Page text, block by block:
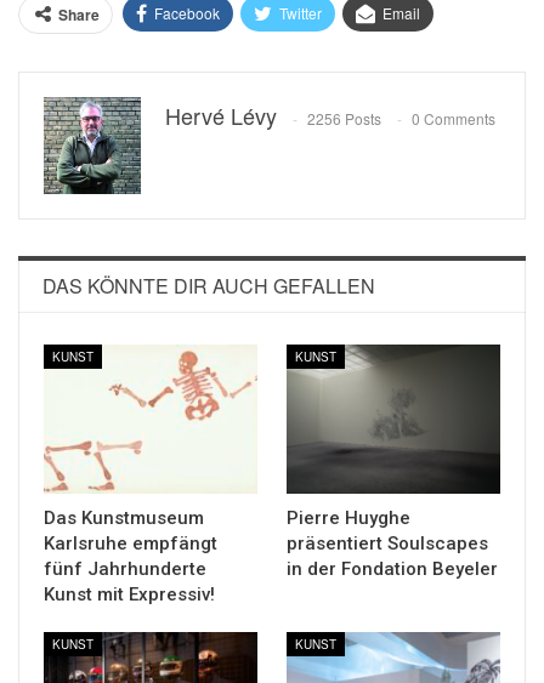
Share Facebook Twitter Email
Hervé Lévy 2256 Posts 0 Comments
DAS KÖNNTE DIR AUCH GEFALLEN
KUNST
Das Kunstmuseum
Karlsruhe empfängt
fünf Jahrhunderte
Kunst mit Expressiv!
KUNST
Pierre Huyghe
präsentiert Soulscapes
in der Fondation Beyeler
KUNST KUNST